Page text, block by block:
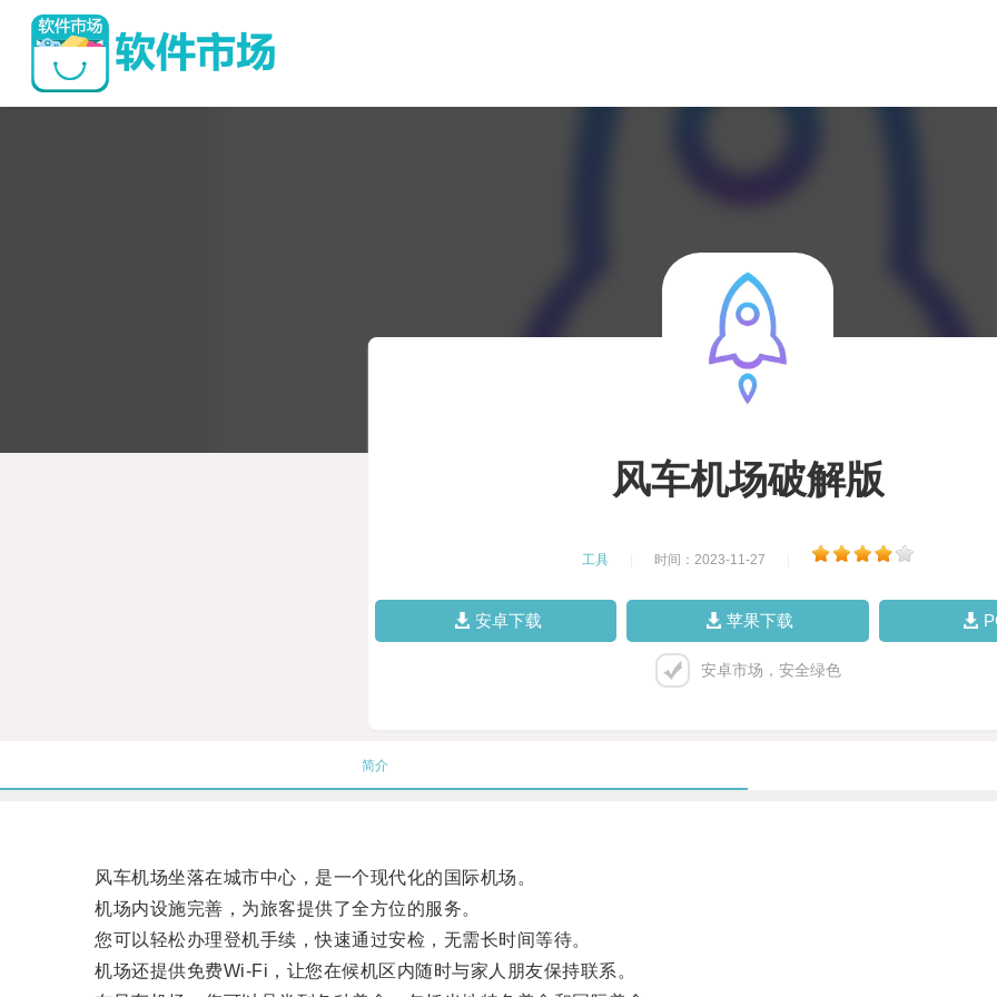
风车机场破解版
工具 时间：2023-11-27
安卓下载 苹果下载
安卓市场，安全绿色
简介
风车机场坐落在城市中心，是一个现代化的国际机场。
机场内设施完善，为旅客提供了全方位的服务。
您可以轻松办理登机手续，快速通过安检，无需长时间等待。
机场还提供免费Wi-Fi，让您在候机区内随时与家人朋友保持联系。